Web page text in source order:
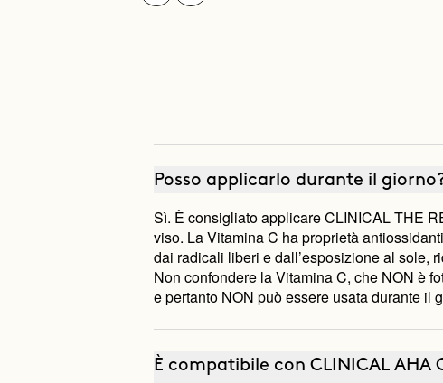
Posso applicarlo durante il
Sì. È consigliato applicare CLINICAL THE
viso. La Vitamina C ha proprietà
dai radicali liberi e dall’esposizione al sole,
Non confondere la Vitamina C, che NON è
e pertanto NON può essere usata durante il
È compatibile con CLINICAL AHA